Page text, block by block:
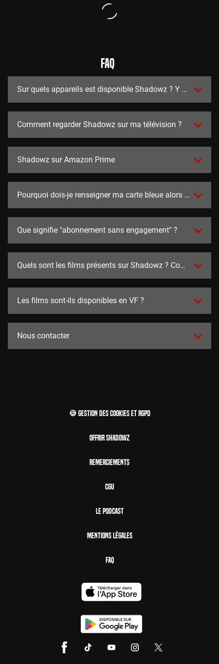
FAQ
Sur quels appareils est disponible Shadowz ? Y a t-il des
Comment regarder Shadowz sur ma télévision ?
Shadowz sur Amazon Prime
Pourquoi dois-je renseigner ma carte bleue alors que
Que signifie "abonnement sans engagement" ?
Quels sont les films présents sur Shadowz ? Combien y en
Les films sont-ils disponibles en VF ?
Nous contacter
🍪 Gestion des cookies et RGPD
Offrir Shadowz
Remerciements
CGU
Le Podcast
Mentions Légales
FAQ